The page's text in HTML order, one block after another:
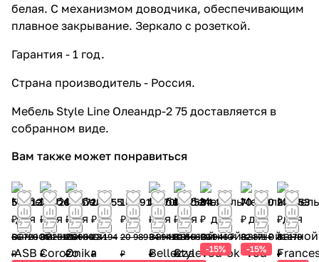
белая. С механизмом доводчика, обеспечивающим
плавное закрывание. Зеркало с розеткой.
Гарантия - 1 год.
Страна производитель - Россия.
Мебель Style Line Олеандр-2 75 доставляется в
собранном виде.
Вам также может понравиться
56 712
₽
66 720
₽
31 726
₽
35 251
₽
22 572
₽
25 080
₽
18 555
₽
23 194
₽
16 791
₽
20 989
₽
29 700
₽
34 941
₽
25 253
₽
31 566
₽
84 189
₽
99 046 ₽
-15%
70 440
₽
82 871 ₽
-15%
28 053
₽
31 170
₽